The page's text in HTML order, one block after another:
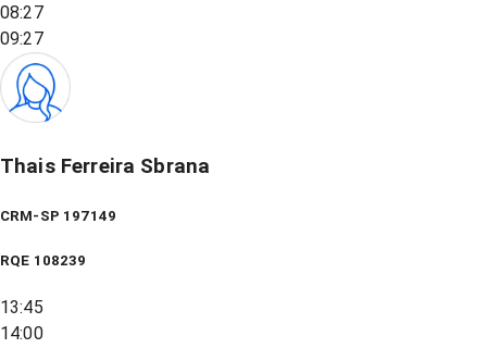
08:27
09:27
Thais Ferreira Sbrana
CRM-SP 197149
RQE 108239
13:45
14:00